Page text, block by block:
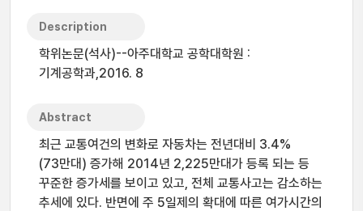
Description
학위논문(석사)--아주대학교 공학대학원 :
기계공학과,2016. 8
Abstract
최근 교통여건의 변화로 자동차는 전년대비 3.4%
(73만대) 증가해 2014년 2,225만대가 등록 되는 등
꾸준한 증가세를 보이고 있고, 전체 교통사고는 감소하는
추세에 있다. 반면에 주 5일제의 확대에 따른 여가시간의